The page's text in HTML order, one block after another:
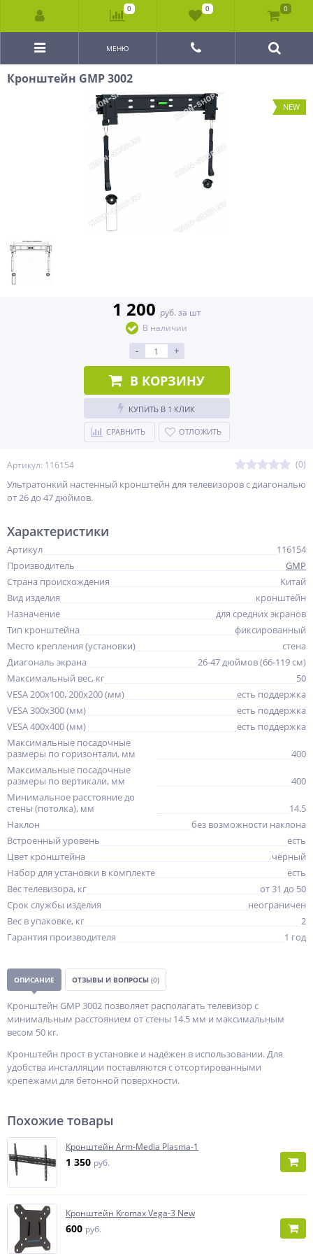
МЕНЮ
Кронштейн GMP 3002
NEW
Артикул: 116154 (0)
Ультратонкий настенный кронштейн для телевизоров с диагональю
от 26 до 47 дюймов.
1 200 руб. за шт
В наличии
- +
В КОРЗИНУ
КУПИТЬ В 1 КЛИК
СРАВНИТЬ ОТЛОЖИТЬ
Характеристики
Артикул
116154
Производитель
GMP
Страна происхождения
Китай
Вид изделия
кронштейн
Назначение
для средних экранов
Тип кронштейна
фиксированный
Место крепления (установки)
стена
Диагональ экрана
26-47 дюймов (66-119 см)
Максимальный вес, кг
50
VESA 200x100, 200x200 (мм)
есть поддержка
VESA 300x300 (мм)
есть поддержка
VESA 400x400 (мм)
есть поддержка
Максимальные посадочные
размеры по горизонтали, мм
400
Максимальные посадочные
размеры по вертикали, мм
400
Минимальное расстояние до
стены (потолка), мм
14.5
Наклон
без возможности наклона
Встроенный уровень
есть
Цвет кронштейна
чёрный
Набор для установки в комплекте
есть
Вес телевизора, кг
от 31 до 50
Срок службы изделия
неограничен
Вес в упаковке, кг
2
Гарантия производителя
1 год
ОПИСАНИЕ ОТЗЫВЫ И ВОПРОСЫ (0)
Кронштейн GMP 3002 позволяет располагать телевизор с
минимальным расстоянием от стены 14.5 мм и максимальным
весом 50 кг.
Кронштейн прост в установке и надёжен в использовании. Для
удобства инсталляции поставляются с отсортированными
крепежами для бетонной поверхности.
Похожие товары
Кронштейн Arm-Media Plasma-1
1 350 руб.
Кронштейн Kromax Vega-3 New
600 руб.
0 0 0